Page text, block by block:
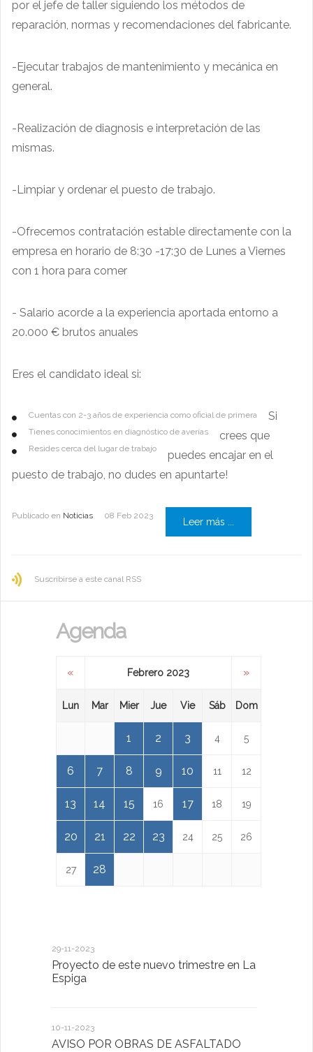
por el jefe de taller siguiendo los métodos de
reparación, normas y recomendaciones del fabricante.
-Ejecutar trabajos de mantenimiento y mecánica en
general.
-Realización de diagnosis e interpretación de las
mismas.
-Limpiar y ordenar el puesto de trabajo.
-Ofrecemos contratación estable directamente con la
empresa en horario de 8:30 -17:30 de Lunes a Viernes
con 1 hora para comer
- Salario acorde a la experiencia aportada entorno a
20.000 € brutos anuales
Eres el candidato ideal si:
Cuentas con 2-3 años de experiencia como oficial de primera
Tienes conocimientos en diagnóstico de averías
Resides cerca del lugar de trabajo
Si
crees que
puedes encajar en el
puesto de trabajo, no dudes en apuntarte!
Publicado en Noticias 08 Feb 2023
Leer más ...
Suscribirse a este canal RSS
Agenda
« Febrero 2023 »
Lun Mar Mier Jue Vie Sáb Dom
1 2 3 4 5
6 7 8 9 10 11 12
13 14 15 16 17 18 19
20 21 22 23 24 25 26
27 28
29-11-2023
Proyecto de este nuevo trimestre en La
Espiga
10-11-2023
AVISO POR OBRAS DE ASFALTADO